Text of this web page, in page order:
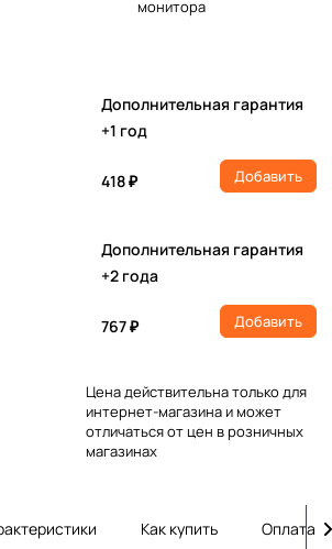
монитора
Дополнительная гарантия
+1 год
418 ₽ Добавить
Дополнительная гарантия
+2 года
767 ₽ Добавить
Цена действительна только для
интернет-магазина и может
отличаться от цен в розничных
магазинах
Как купить Оплата